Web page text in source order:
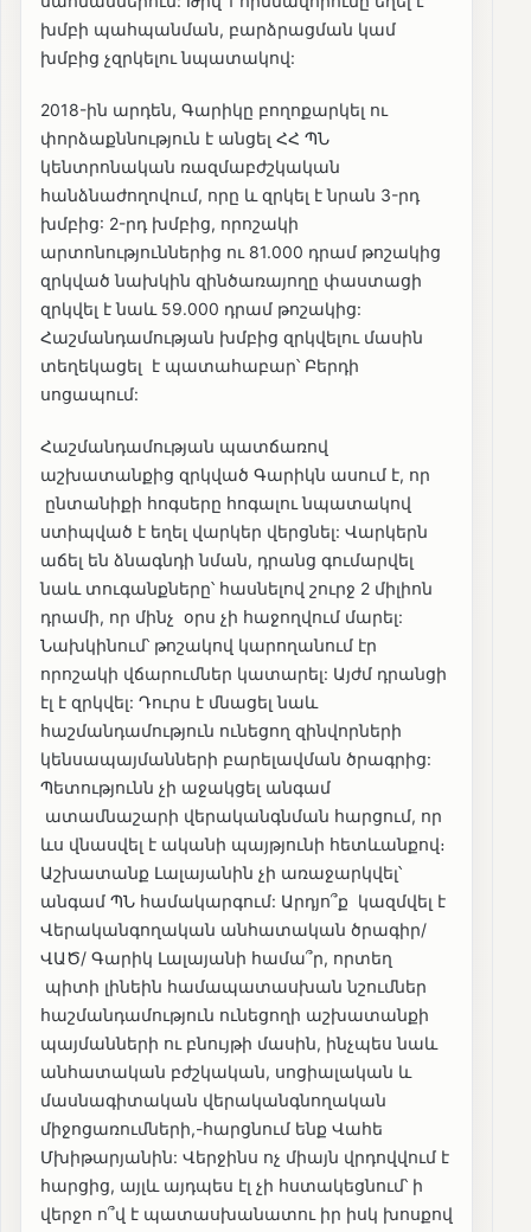
խմբի պահպանման, բարձրացման կամ
խմբից չզրկելու նպատակով:
2018-ին արդեն, Գարիկը բողոքարկել ու
փորձաքննություն է անցել ՀՀ ՊՆ
կենտրոնական ռազմաբժշկական
հանձնաժողովում, որը և զրկել է նրան 3-րդ
խմբից: 2-րդ խմբից, որոշակի
արտոնություններից ու 81.000 դրամ թոշակից
զրկված նախկին զինծառայողը փաստացի
զրկվել է նաև 59.000 դրամ թոշակից:
Հաշմանդամության խմբից զրկվելու մասին
տեղեկացել է պատահաբար՝ Բերդի
սոցապում:
Հաշմանդամության պատճառով
աշխատանքից զրկված Գարիկն ասում է, որ
ընտանիքի հոգսերը հոգալու նպատակով
ստիպված է եղել վարկեր վերցնել: Վարկերն
աճել են ձնագնդի նման, դրանց գումարվել
նաև տուգանքները՝ հասնելով շուրջ 2 միլիոն
դրամի, որ մինչ օրս չի հաջողվում մարել:
Նախկինում՝ թոշակով կարողանում էր
որոշակի վճարումներ կատարել: Այժմ դրանցի
էլ է զրկվել: Դուրս է մնացել նաև
հաշմանդամություն ունեցող զինվորների
կենսապայմանների բարելավման ծրագրից:
Պետությունն չի աջակցել անգամ
ատամնաշարի վերականգնման հարցում, որ
ևս վնասվել է ականի պայթյունի հետևանքով։
Աշխատանք Լալայանին չի առաջարկվել՝
անգամ ՊՆ համակարգում: Արդյո՞ք կազմվել է
Վերականգողական անհատական ծրագիր/
ՎԱԾ/ Գարիկ Լալայանի համա՞ր, որտեղ
պիտի լինեին համապատասխան նշումներ
հաշմանդամություն ունեցողի աշխատանքի
պայմանների ու բնույթի մասին, ինչպես նաև
անհատական բժշկական, սոցիալական և
մասնագիտական վերականգնողական
միջոցառումների,-հարցնում ենք Վահե
Մխիթարյանին: Վերջինս ոչ միայն վրդովվում է
հարցից, այլև այդպես էլ չի հստակեցնում՝ ի
վերջո ո՞վ է պատասխանատու իր իսկ խոսքով